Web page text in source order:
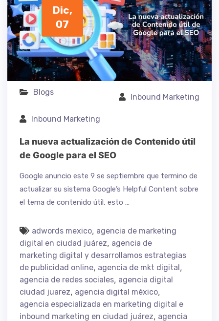
Dic,
07
Blogs
Inbound Marketing
Inbound Marketing
La nueva actualización de Contenido útil
de Google para el SEO
Google anuncio este 9 se septiembre que termino de
actualizar su sistema Google’s Helpful Content sobre
el tema de contenido útil, esto …
adwords mexico, agencia de marketing
digital en ciudad juárez, agencia de
marketing digital y desarrollamos estrategias
de publicidad online, agencia de mkt digital ,
agencia de redes sociales, agencia digital
ciudad juarez, agencia digital méxico,
agencia especializada en marketing digital e
inbound marketing en ciudad juárez, agencia